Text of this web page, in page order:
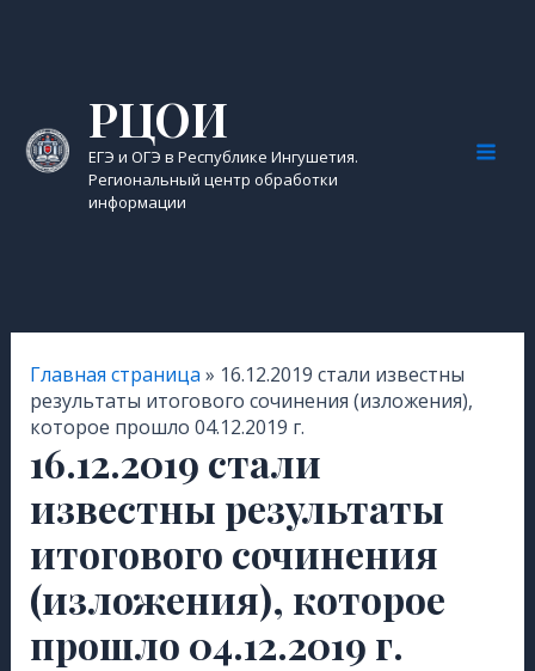
РЦОИ
ЕГЭ и ОГЭ в Республике Ингушетия.
Региональный центр обработки
информации
Главная страница » 16.12.2019 стали известны
результаты итогового сочинения (изложения),
которое прошло 04.12.2019 г.
16.12.2019 стали
известны результаты
итогового сочинения
(изложения), которое
прошло 04.12.2019 г.